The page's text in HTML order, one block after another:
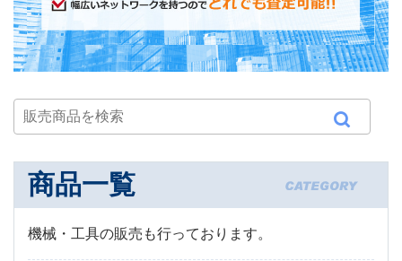
商品一覧
機械・工具の販売も行っております。